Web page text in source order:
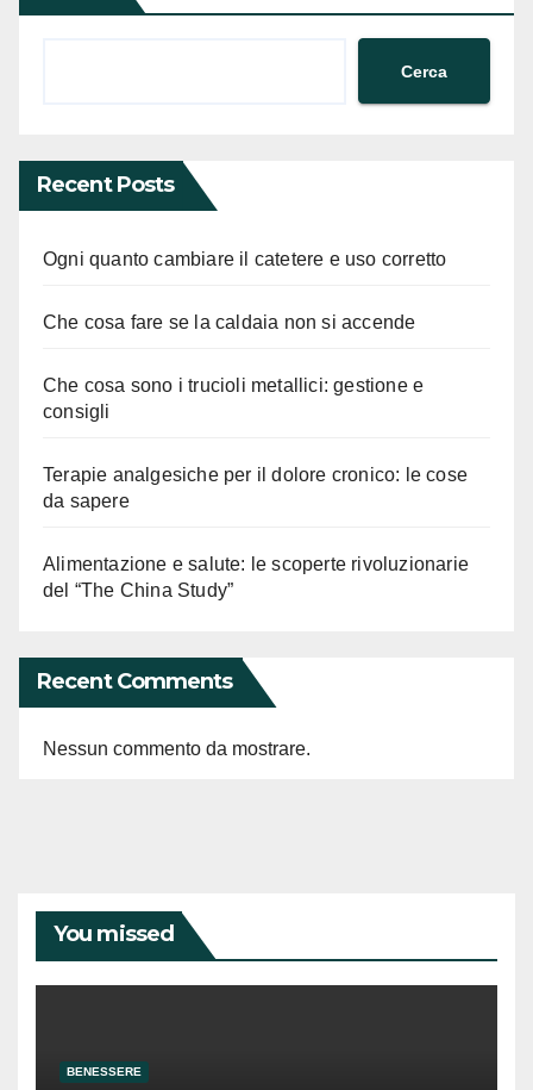
Cerca
Recent Posts
Ogni quanto cambiare il catetere e uso corretto
Che cosa fare se la caldaia non si accende
Che cosa sono i trucioli metallici: gestione e
consigli
Terapie analgesiche per il dolore cronico: le cose
da sapere
Alimentazione e salute: le scoperte rivoluzionarie
del “The China Study”
Recent Comments
Nessun commento da mostrare.
You missed
BENESSERE